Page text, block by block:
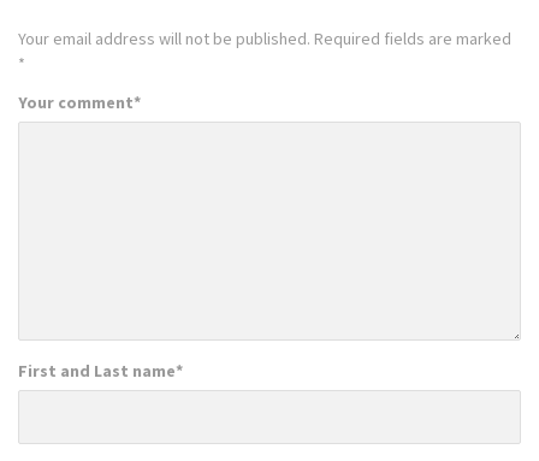
Your email address will not be published. Required fields are marked
*
Your comment*
First and Last name*